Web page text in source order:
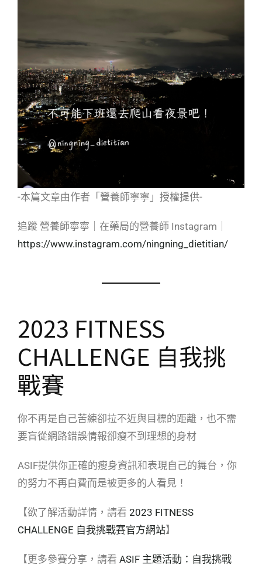
-本篇文章由作者「營養師寧寧」授權提供-
追蹤 營養師寧寧｜在藥局的營養師 Instagram｜
https://www.instagram.com/ningning_dietitian/
2023 FITNESS
CHALLENGE 自我挑
戰賽
你不再是自己苦練卻拉不近與目標的距離，也不需
要盲從網路錯誤情報卻瘦不到理想的身材
ASIF提供你正確的瘦身資訊和表現自己的舞台，你
的努力不再白費而是被更多的人看見！
【欲了解活動詳情，請看 2023 FITNESS
CHALLENGE 自我挑戰賽官方網站】
【更多參賽分享，請看 ASIF 主題活動：自我挑戰